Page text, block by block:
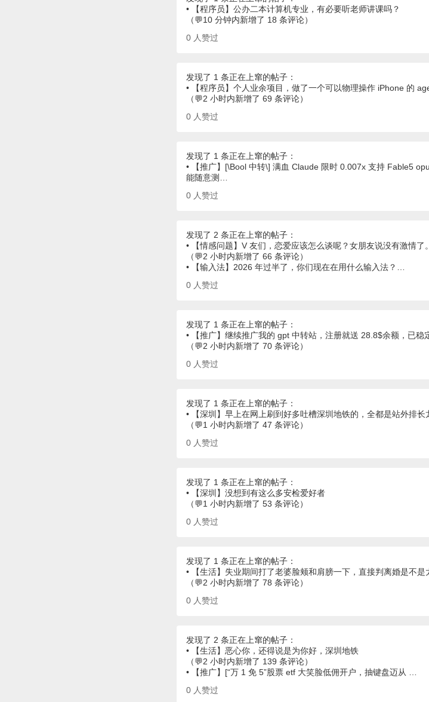
• 【程序员】公办二本计算机专业，有必要听老师讲课吗？
（💬10 分钟内新增了 18 条评论）
0 人赞过
发现了 1 条正在上窜的帖子：
• 【程序员】个人业余项目，做了一个可以物理操作 iPhone 的
（💬2 小时内新增了 69 条评论）
0 人赞过
发现了 1 条正在上窜的帖子：
• 【推广】[\Bool 中转\] 满血 Claude 限时 0.007x 支持 Fable5
能随意测…
0 人赞过
发现了 2 条正在上窜的帖子：
• 【情感问题】V 友们，恋爱应该怎么谈呢？女朋友说没有激情了。
（💬2 小时内新增了 66 条评论）
• 【输入法】2026 年过半了，你们现在在用什么输入法？…
0 人赞过
发现了 1 条正在上窜的帖子：
• 【推广】继续推广我的 gpt 中转站，注册就送 28.8$余额，已稳
（💬2 小时内新增了 70 条评论）
0 人赞过
发现了 1 条正在上窜的帖子：
• 【深圳】早上在网上刷到好多吐槽深圳地铁的，全都是站外排
（💬1 小时内新增了 47 条评论）
0 人赞过
发现了 1 条正在上窜的帖子：
• 【深圳】没想到有这么多安检爱好者
（💬1 小时内新增了 53 条评论）
0 人赞过
发现了 1 条正在上窜的帖子：
• 【生活】失业期间打了老婆脸颊和肩膀一下，直接判离婚是不是
（💬2 小时内新增了 78 条评论）
0 人赞过
发现了 2 条正在上窜的帖子：
• 【生活】恶心你，还得说是为你好，深圳地铁
（💬2 小时内新增了 139 条评论）
• 【推广】[“万 1 免 5”股票 etf 大笑脸低佣开户，抽键盘迈从 …
0 人赞过